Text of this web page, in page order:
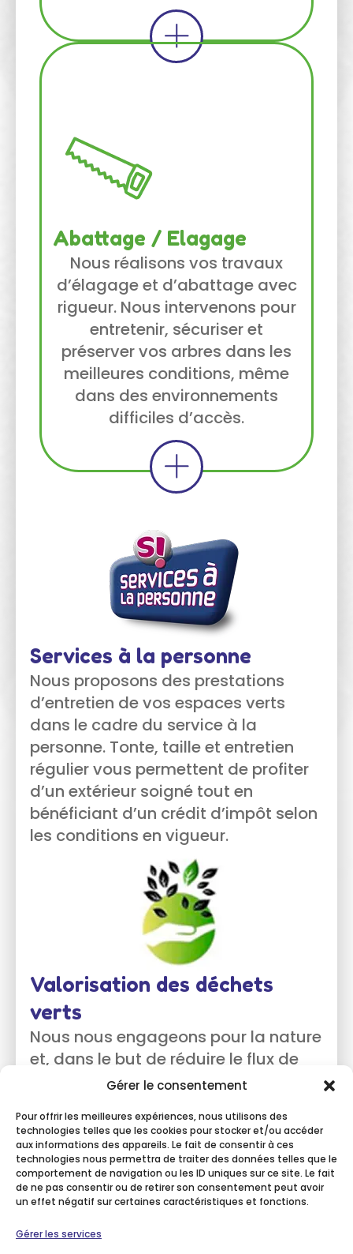
Gérer le consentement
Pour offrir les meilleures expériences, nous utilisons des
technologies telles que les cookies pour stocker et/ou accéder
aux informations des appareils. Le fait de consentir à ces
technologies nous permettra de traiter des données telles que le
comportement de navigation ou les ID uniques sur ce site. Le fait
de ne pas consentir ou de retirer son consentement peut avoir
un effet négatif sur certaines caractéristiques et fonctions.
Gérer les services
Abattage / Elagage
Nous réalisons vos travaux
d’élagage et d’abattage avec
rigueur. Nous intervenons pour
entretenir, sécuriser et
préserver vos arbres dans les
meilleures conditions, même
dans des environnements
difficiles d’accès.
Services à la personne
Nous proposons des prestations
d’entretien de vos espaces verts
dans le cadre du service à la
personne. Tonte, taille et entretien
régulier vous permettent de profiter
d’un extérieur soigné tout en
bénéficiant d’un crédit d’impôt selon
les conditions en vigueur.
Valorisation des déchets
verts
Nous nous engageons pour la nature
et, dans le but de réduire le flux de
déchets, nous assurons la